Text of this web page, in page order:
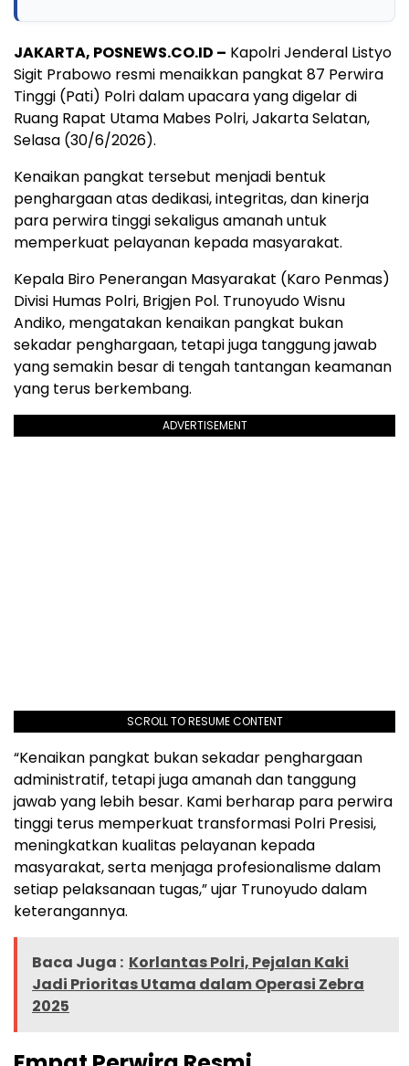
JAKARTA, POSNEWS.CO.ID – Kapolri Jenderal Listyo
Sigit Prabowo resmi menaikkan pangkat 87 Perwira
Tinggi (Pati) Polri dalam upacara yang digelar di
Ruang Rapat Utama Mabes Polri, Jakarta Selatan,
Selasa (30/6/2026).
Kenaikan pangkat tersebut menjadi bentuk
penghargaan atas dedikasi, integritas, dan kinerja
para perwira tinggi sekaligus amanah untuk
memperkuat pelayanan kepada masyarakat.
Kepala Biro Penerangan Masyarakat (Karo Penmas)
Divisi Humas Polri, Brigjen Pol. Trunoyudo Wisnu
Andiko, mengatakan kenaikan pangkat bukan
sekadar penghargaan, tetapi juga tanggung jawab
yang semakin besar di tengah tantangan keamanan
yang terus berkembang.
ADVERTISEMENT
SCROLL TO RESUME CONTENT
“Kenaikan pangkat bukan sekadar penghargaan
administratif, tetapi juga amanah dan tanggung
jawab yang lebih besar. Kami berharap para perwira
tinggi terus memperkuat transformasi Polri Presisi,
meningkatkan kualitas pelayanan kepada
masyarakat, serta menjaga profesionalisme dalam
setiap pelaksanaan tugas,” ujar Trunoyudo dalam
keterangannya.
Baca Juga : Korlantas Polri, Pejalan Kaki
Jadi Prioritas Utama dalam Operasi Zebra
2025